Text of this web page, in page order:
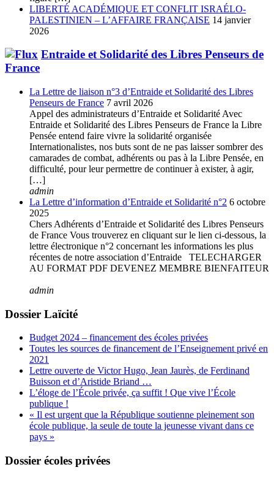
LIBERTÉ ACADÉMIQUE ET CONFLIT ISRAÉLO-
PALESTINIEN – L’AFFAIRE FRANÇAISE 14 janvier
2026
Entraide et Solidarité des Libres Penseurs de
France
La Lettre de liaison n°3 d’Entraide et Solidarité des Libres
Penseurs de France 7 avril 2026
Appel des administrateurs d’Entraide et Solidarité Avec
Entraide et Solidarité des Libres Penseurs de France la Libre
Pensée entend faire vivre la solidarité organisée
Internationalistes, nos buts sont de ne pas laisser sombrer des
camarades de combat, adhérents ou pas à la Libre Pensée, en
difficulté, pour leur permettre de continuer à exister, à agir,
[…]
admin
La Lettre d’information d’Entraide et Solidarité n°2 6 octobre
2025
Chers Adhérents d’Entraide et Solidarité des Libres Penseurs
de France Vous trouverez en cliquant sur le lien ci-dessous, la
lettre électronique n°2 concernant les informations les plus
récentes de notre association d’Entraide TELECHARGER
AU FORMAT PDF DEVENEZ MEMBRE BIENFAITEUR
admin
Dossier Laïcité
Budget 2024 – financement des écoles privées
Toutes les sources de financement de l’Enseignement privé en
2021
Lettre ouverte de Victor Hugo, Jean Jaurès, de Ferdinand
Buisson et d’Aristide Briand …
L’éloge de l’École privée, ça suffit ! Que vive l’École
publique !
« Il est urgent que la République soutienne pleinement son
école publique, la seule de toute la jeunesse vivant dans ce
pays »
Dossier écoles privées